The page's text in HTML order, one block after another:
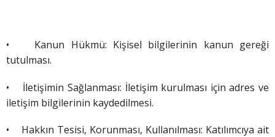
•
Kanun Hükmü: Kişisel bilgilerinin kanun gereği
tutulması.
•
İletişimin Sağlanması: İletişim kurulması için adres ve
iletişim bilgilerinin kaydedilmesi.
•
Hakkın Tesisi, Korunması, Kullanılması: Katılımcıya ait